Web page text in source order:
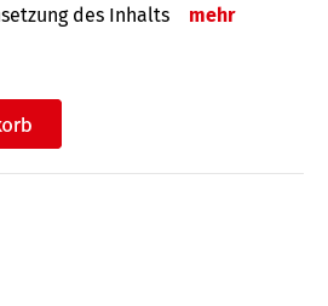
des Inhalts mehr